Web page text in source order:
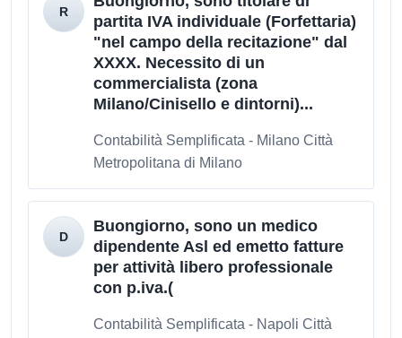
partita IVA individuale (Forfettaria)
"nel campo della recitazione" dal
XXXX. Necessito di un
commercialista (zona
Milano/Cinisello e dintorni)...
Contabilità Semplificata - Milano Città
Metropolitana di Milano
Buongiorno, sono un medico
dipendente Asl ed emetto fatture
per attività libero professionale
con p.iva.(
Contabilità Semplificata - Napoli Città